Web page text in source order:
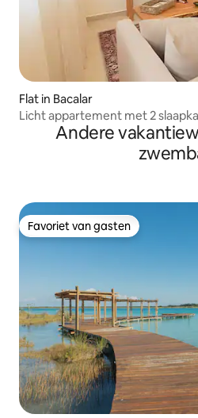
Flat in Bacalar
Licht appartement met 2
Loopafstand van de lagune
Andere
Favoriet van gasten
Favoriet van gasten